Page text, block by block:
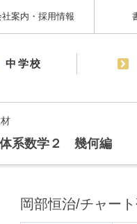
社案内・採用情報
中学校
系数学２ 幾何編
岡部恒治/チャー